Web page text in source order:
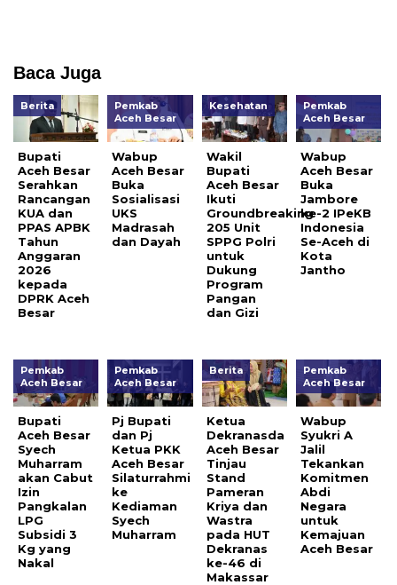
Baca Juga
Berita
Bupati
Aceh Besar
Serahkan
Rancangan
KUA dan
PPAS APBK
Tahun
Anggaran
2026
kepada
DPRK Aceh
Besar
Pemkab
Aceh Besar
Wabup
Aceh Besar
Buka
Sosialisasi
UKS
Madrasah
dan Dayah
Kesehatan
Wakil
Bupati
Aceh Besar
Ikuti
Groundbreaking
205 Unit
SPPG Polri
untuk
Dukung
Program
Pangan
dan Gizi
Pemkab
Aceh Besar
Wabup
Aceh Besar
Buka
Jambore
ke-2 IPeKB
Indonesia
Se-Aceh di
Kota
Jantho
Pemkab
Aceh Besar
Bupati
Aceh Besar
Syech
Muharram
akan Cabut
Izin
Pangkalan
LPG
Subsidi 3
Kg yang
Nakal
Pemkab
Aceh Besar
Pj Bupati
dan Pj
Ketua PKK
Aceh Besar
Silaturrahmi
ke
Kediaman
Syech
Muharram
Berita
Ketua
Dekranasda
Aceh Besar
Tinjau
Stand
Pameran
Kriya dan
Wastra
pada HUT
Dekranas
ke-46 di
Makassar
Pemkab
Aceh Besar
Wabup
Syukri A
Jalil
Tekankan
Komitmen
Abdi
Negara
untuk
Kemajuan
Aceh Besar